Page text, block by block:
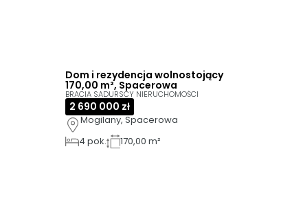
Dom i rezydencja wolnostojący
170,00 m², Spacerowa
BRACIA SADURSCY NIERUCHOMOŚCI
2 690 000 zł
Mogilany, Spacerowa
4 pok. 170,00 m²